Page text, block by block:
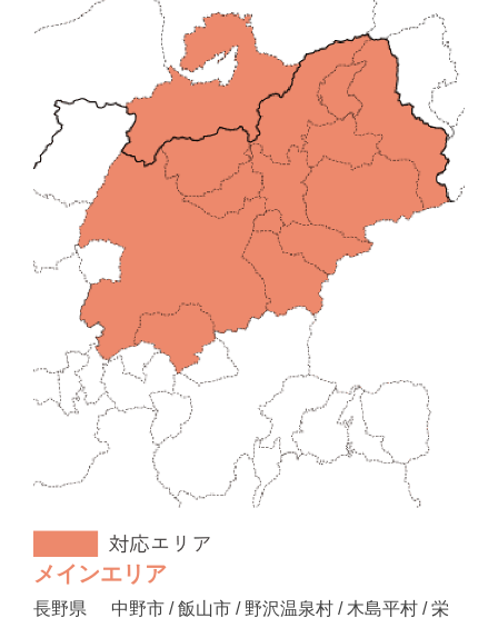
メインエリア
長野県 中野市 / 飯山市 / 野沢温泉村 / 木島平村 / 栄